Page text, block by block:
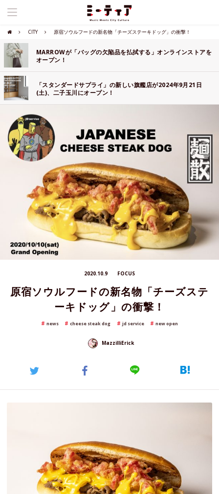
CITY 原宿ソウルフードの新名物「チーズステーキドッグ」の衝撃！
MARROWが「バッグの欠陥品を払拭する」オンラインストアを
オープン！
「スタンダードサプライ」の新しい旗艦店が2024年9月21日
(土)、二子玉川にオープン！
2020.10.9 FOCUS
原宿ソウルフードの新名物「チーズステ
ーキドッグ」の衝撃！
news cheese steak dog jd service new open
MazzilliErick